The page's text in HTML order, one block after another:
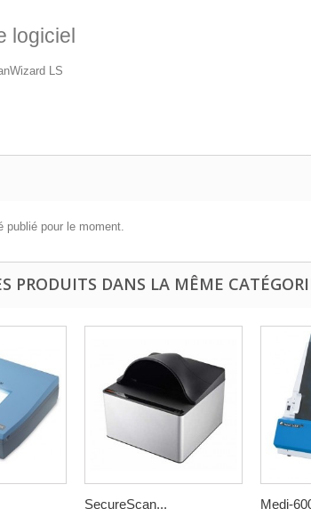
logiciel
LS
publié pour le moment.
PRODUITS DANS LA MÊME
SecureScan... Medi-